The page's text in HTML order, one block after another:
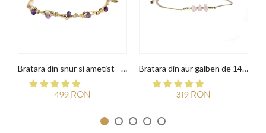
Bratara din snur si ametist - Aur galben de 14K
499 RON
Bratara din aur galben de 14K si cuart roz
319 RON